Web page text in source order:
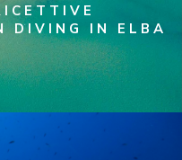
DIVING IN ELBA